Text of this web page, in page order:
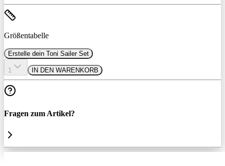
Größentabelle
Erstelle dein Toni Sailer Set
1 IN DEN WARENKORB
Fragen zum Artikel?